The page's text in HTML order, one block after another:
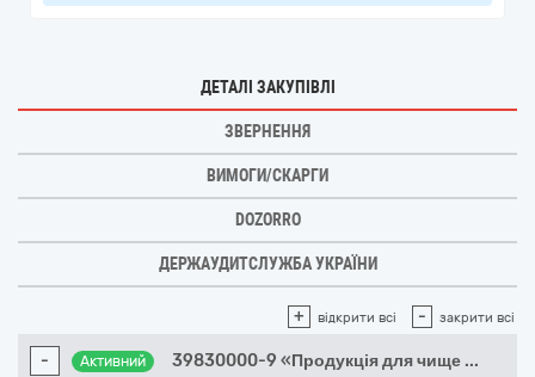
ДЕТАЛІ ЗАКУПІВЛІ
ЗВЕРНЕННЯ
ВИМОГИ/СКАРГИ
DOZORRO
ДЕРЖАУДИТСЛУЖБА УКРАЇНИ
+ відкрити всі - закрити всі
- Активний 39830000-9 «Продукція для чище ...